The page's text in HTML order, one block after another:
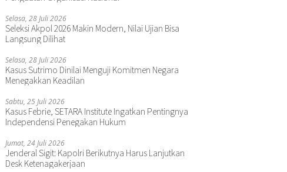
Selasa, 28 Juli 2026
Seleksi Akpol 2026 Makin Modern, Nilai Ujian Bisa
Langsung Dilihat
Selasa, 28 Juli 2026
Kasus Sutrimo Dinilai Menguji Komitmen Negara
Menegakkan Keadilan
Sabtu, 25 Juli 2026
Kasus Febrie, SETARA Institute Ingatkan Pentingnya
Independensi Penegakan Hukum
Jumat, 24 Juli 2026
Jenderal Sigit: Kapolri Berikutnya Harus Lanjutkan
Desk Ketenagakerjaan